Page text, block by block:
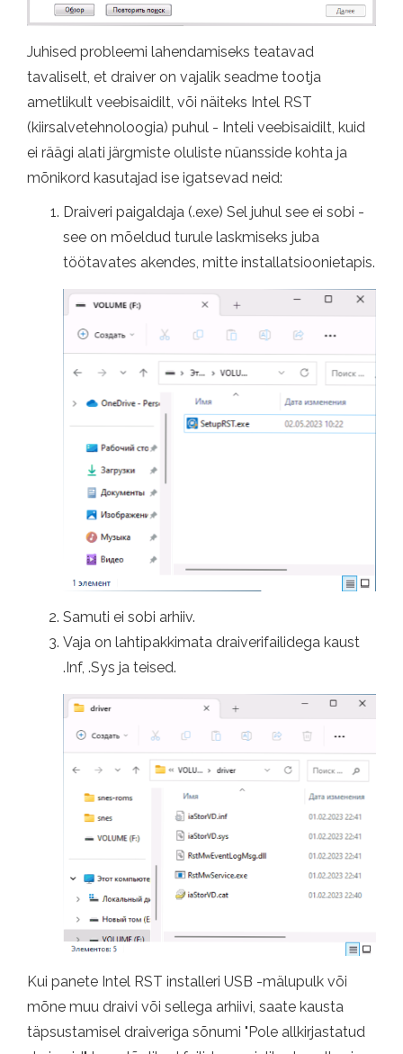
Juhised probleemi lahendamiseks teatavad
tavaliselt, et draiver on vajalik seadme tootja
ametlikult veebisaidilt, või näiteks Intel RST
(kiirsalvetehnoloogia) puhul - Inteli veebisaidilt, kuid
ei räägi alati järgmiste oluliste nüansside kohta ja
mõnikord kasutajad ise igatsevad neid:
Draiveri paigaldaja (.exe) Sel juhul see ei sobi -
see on mõeldud turule laskmiseks juba
töötavates akendes, mitte installatsioonietapis.
Samuti ei sobi arhiiv.
Vaja on lahtipakkimata draiverifailidega kaust
.Inf, .Sys ja teised.
Kui panete Intel RST installeri USB -mälupulk või
mõne muu draivi või sellega arhiivi, saate kausta
täpsustamisel draiveriga sõnumi "Pole allkirjastatud